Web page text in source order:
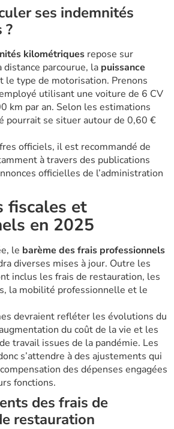
ses indemnités
?
kilométriques repose sur
parcourue, la puissance
le type de motorisation. Prenons
utilisant une voiture de 6 CV
km par an. Selon les estimations
pourrait se situer autour de 0,60 €
officiels, il est recommandé de
à travers des publications
officielles de l’administration
fiscales et
en 2025
le barème des frais professionnels
diverses mises à jour. Outre les
inclus les frais de restauration, les
la mobilité professionnelle et le
devraient refléter les évolutions du
du coût de la vie et les
travail issues de la pandémie. Les
s’attendre à des ajustements qui
des dépenses engagées
fonctions.
des frais de
restauration